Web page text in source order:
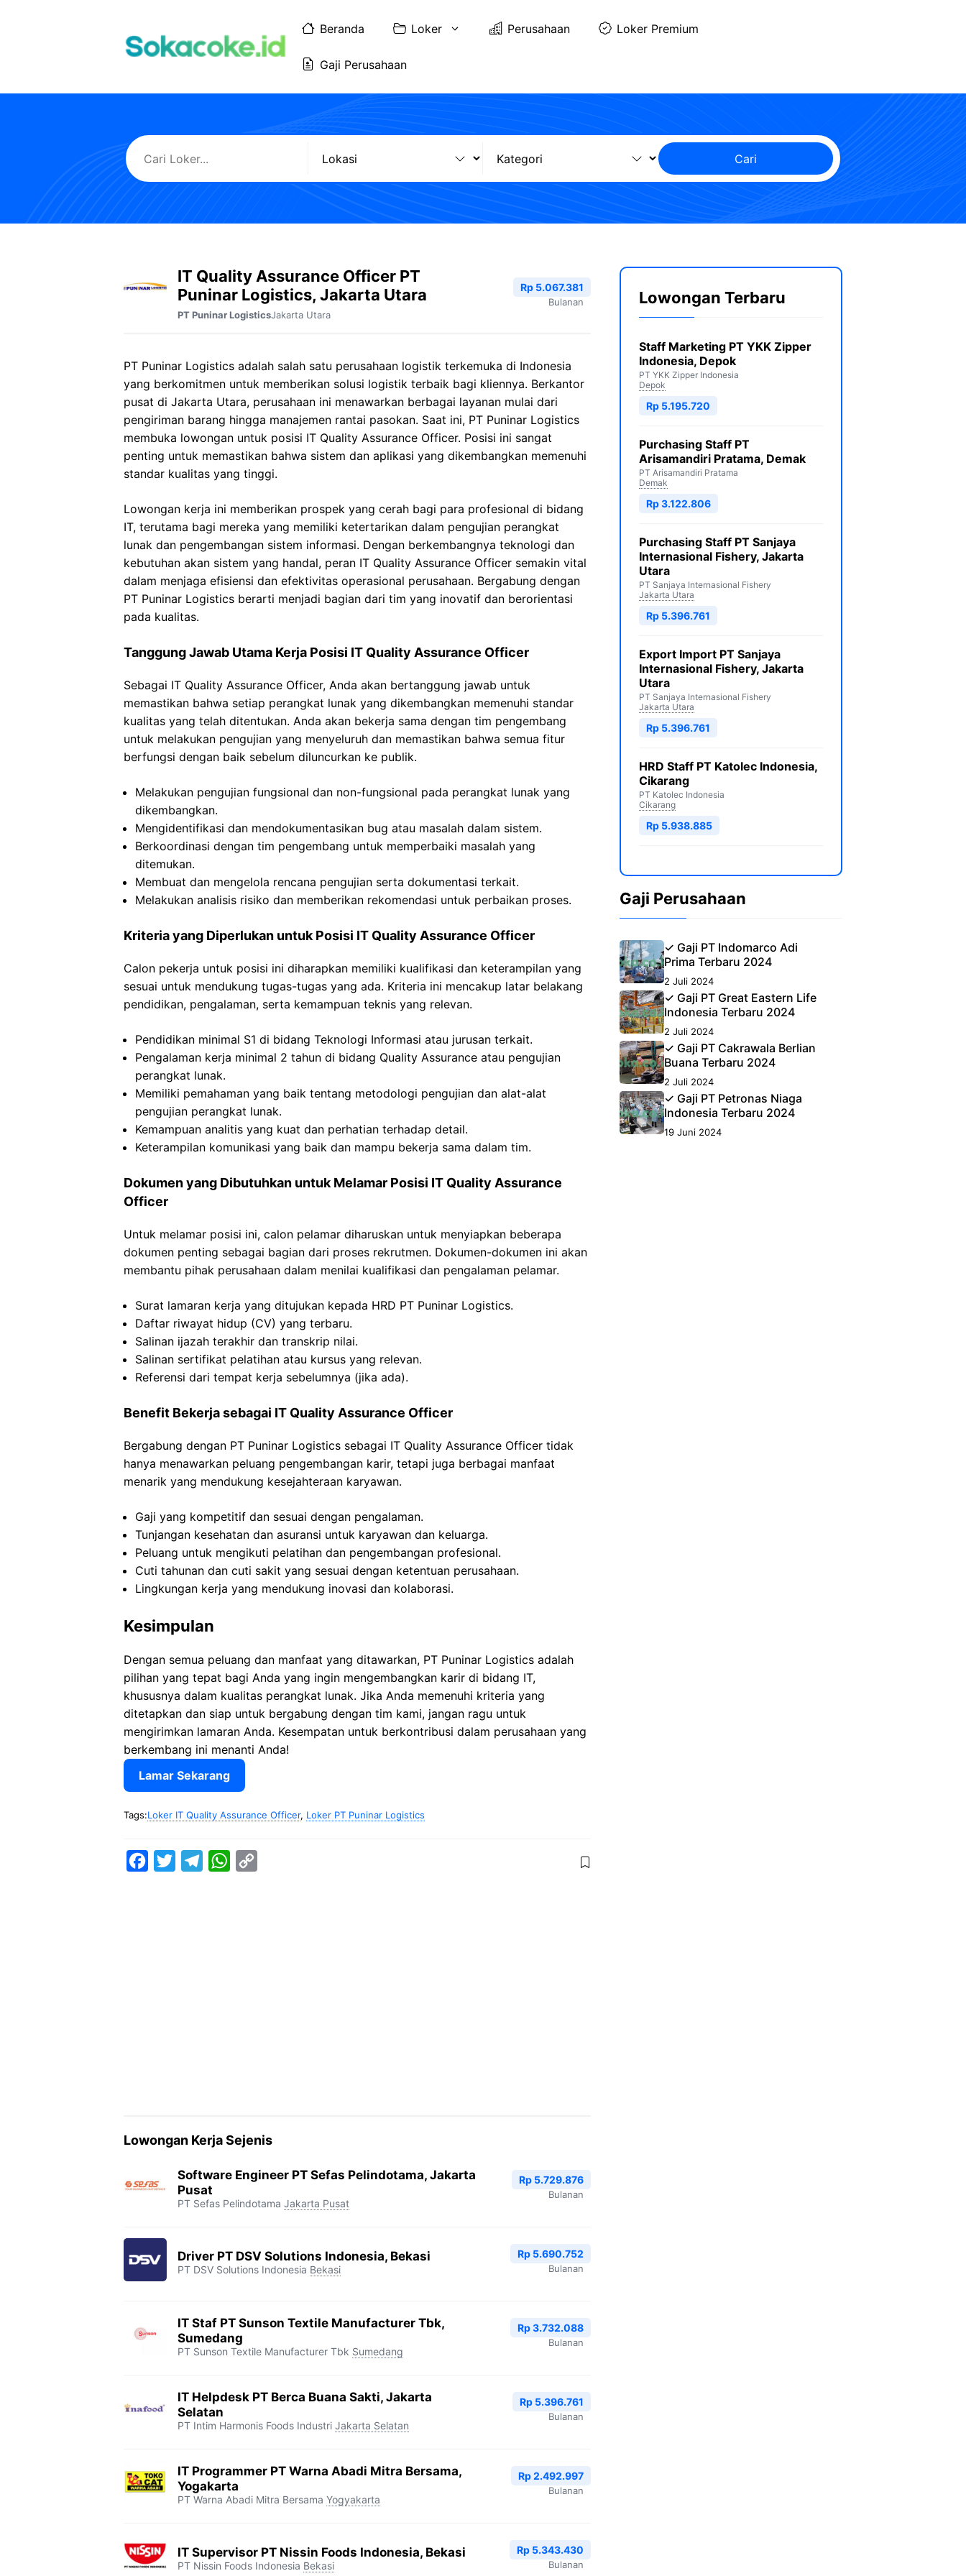
Beranda Loker Perusahaan Loker Premium
Gaji Perusahaan
Cari
IT Quality Assurance Officer PT
Puninar Logistics, Jakarta Utara
PT Puninar LogisticsJakarta Utara
Rp 5.067.381
Bulanan
PT Puninar Logistics adalah salah satu perusahaan logistik terkemuka di Indonesia
yang berkomitmen untuk memberikan solusi logistik terbaik bagi kliennya. Berkantor
pusat di Jakarta Utara, perusahaan ini menawarkan berbagai layanan mulai dari
pengiriman barang hingga manajemen rantai pasokan. Saat ini, PT Puninar Logistics
membuka lowongan untuk posisi IT Quality Assurance Officer. Posisi ini sangat
penting untuk memastikan bahwa sistem dan aplikasi yang dikembangkan memenuhi
standar kualitas yang tinggi.
Lowongan kerja ini memberikan prospek yang cerah bagi para profesional di bidang
IT, terutama bagi mereka yang memiliki ketertarikan dalam pengujian perangkat
lunak dan pengembangan sistem informasi. Dengan berkembangnya teknologi dan
kebutuhan akan sistem yang handal, peran IT Quality Assurance Officer semakin vital
dalam menjaga efisiensi dan efektivitas operasional perusahaan. Bergabung dengan
PT Puninar Logistics berarti menjadi bagian dari tim yang inovatif dan berorientasi
pada kualitas.
Tanggung Jawab Utama Kerja Posisi IT Quality Assurance Officer
Sebagai IT Quality Assurance Officer, Anda akan bertanggung jawab untuk
memastikan bahwa setiap perangkat lunak yang dikembangkan memenuhi standar
kualitas yang telah ditentukan. Anda akan bekerja sama dengan tim pengembang
untuk melakukan pengujian yang menyeluruh dan memastikan bahwa semua fitur
berfungsi dengan baik sebelum diluncurkan ke publik.
Melakukan pengujian fungsional dan non-fungsional pada perangkat lunak yang
dikembangkan.
Mengidentifikasi dan mendokumentasikan bug atau masalah dalam sistem.
Berkoordinasi dengan tim pengembang untuk memperbaiki masalah yang
ditemukan.
Membuat dan mengelola rencana pengujian serta dokumentasi terkait.
Melakukan analisis risiko dan memberikan rekomendasi untuk perbaikan proses.
Kriteria yang Diperlukan untuk Posisi IT Quality Assurance Officer
Calon pekerja untuk posisi ini diharapkan memiliki kualifikasi dan keterampilan yang
sesuai untuk mendukung tugas-tugas yang ada. Kriteria ini mencakup latar belakang
pendidikan, pengalaman, serta kemampuan teknis yang relevan.
Pendidikan minimal S1 di bidang Teknologi Informasi atau jurusan terkait.
Pengalaman kerja minimal 2 tahun di bidang Quality Assurance atau pengujian
perangkat lunak.
Memiliki pemahaman yang baik tentang metodologi pengujian dan alat-alat
pengujian perangkat lunak.
Kemampuan analitis yang kuat dan perhatian terhadap detail.
Keterampilan komunikasi yang baik dan mampu bekerja sama dalam tim.
Dokumen yang Dibutuhkan untuk Melamar Posisi IT Quality Assurance
Officer
Untuk melamar posisi ini, calon pelamar diharuskan untuk menyiapkan beberapa
dokumen penting sebagai bagian dari proses rekrutmen. Dokumen-dokumen ini akan
membantu pihak perusahaan dalam menilai kualifikasi dan pengalaman pelamar.
Surat lamaran kerja yang ditujukan kepada HRD PT Puninar Logistics.
Daftar riwayat hidup (CV) yang terbaru.
Salinan ijazah terakhir dan transkrip nilai.
Salinan sertifikat pelatihan atau kursus yang relevan.
Referensi dari tempat kerja sebelumnya (jika ada).
Benefit Bekerja sebagai IT Quality Assurance Officer
Bergabung dengan PT Puninar Logistics sebagai IT Quality Assurance Officer tidak
hanya menawarkan peluang pengembangan karir, tetapi juga berbagai manfaat
menarik yang mendukung kesejahteraan karyawan.
Gaji yang kompetitif dan sesuai dengan pengalaman.
Tunjangan kesehatan dan asuransi untuk karyawan dan keluarga.
Peluang untuk mengikuti pelatihan dan pengembangan profesional.
Cuti tahunan dan cuti sakit yang sesuai dengan ketentuan perusahaan.
Lingkungan kerja yang mendukung inovasi dan kolaborasi.
Kesimpulan
Dengan semua peluang dan manfaat yang ditawarkan, PT Puninar Logistics adalah
pilihan yang tepat bagi Anda yang ingin mengembangkan karir di bidang IT,
khususnya dalam kualitas perangkat lunak. Jika Anda memenuhi kriteria yang
ditetapkan dan siap untuk bergabung dengan tim kami, jangan ragu untuk
mengirimkan lamaran Anda. Kesempatan untuk berkontribusi dalam perusahaan yang
berkembang ini menanti Anda!
Lamar Sekarang
Tags:Loker IT Quality Assurance Officer, Loker PT Puninar Logistics
W
Lowongan Kerja Sejenis
Software Engineer PT Sefas Pelindotama, Jakarta
Pusat
PT Sefas Pelindotama Jakarta Pusat
Rp 5.729.876
Bulanan
Driver PT DSV Solutions Indonesia, Bekasi
PT DSV Solutions Indonesia Bekasi
Rp 5.690.752
Bulanan
IT Staf PT Sunson Textile Manufacturer Tbk,
Sumedang
PT Sunson Textile Manufacturer Tbk Sumedang
Rp 3.732.088
Bulanan
IT Helpdesk PT Berca Buana Sakti, Jakarta
Selatan
PT Intim Harmonis Foods Industri Jakarta Selatan
Rp 5.396.761
Bulanan
IT Programmer PT Warna Abadi Mitra Bersama,
Yogakarta
PT Warna Abadi Mitra Bersama Yogyakarta
Rp 2.492.997
Bulanan
IT Supervisor PT Nissin Foods Indonesia, Bekasi
PT Nissin Foods Indonesia Bekasi
Rp 5.343.430
Bulanan
Lowongan Terbaru
Staff Marketing PT YKK Zipper
Indonesia, Depok
PT YKK Zipper Indonesia
Depok
Rp 5.195.720
Purchasing Staff PT
Arisamandiri Pratama, Demak
PT Arisamandiri Pratama
Demak
Rp 3.122.806
Purchasing Staff PT Sanjaya
Internasional Fishery, Jakarta
Utara
PT Sanjaya Internasional Fishery
Jakarta Utara
Rp 5.396.761
Export Import PT Sanjaya
Internasional Fishery, Jakarta
Utara
PT Sanjaya Internasional Fishery
Jakarta Utara
Rp 5.396.761
HRD Staff PT Katolec Indonesia,
Cikarang
PT Katolec Indonesia
Cikarang
Rp 5.938.885
Gaji Perusahaan
✓ Gaji PT Indomarco Adi
Prima Terbaru 2024
2 Juli 2024
✓ Gaji PT Great Eastern Life
Indonesia Terbaru 2024
2 Juli 2024
✓ Gaji PT Cakrawala Berlian
Buana Terbaru 2024
2 Juli 2024
✓ Gaji PT Petronas Niaga
Indonesia Terbaru 2024
19 Juni 2024